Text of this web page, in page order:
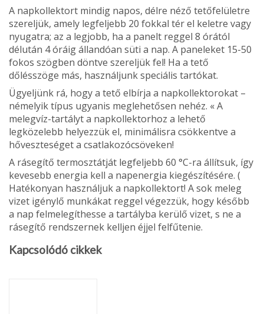
A napkollektort mindig napos, délre néző tetőfelületre
szereljük, amely legfeljebb 20 fokkal tér el keletre vagy
nyugatra; az a legjobb, ha a panelt reggel 8 órától
délután 4 óráig állandóan süti a nap. A paneleket 15-50
fokos szögben döntve szereljük fel! Ha a tető
dőlésszöge más, használjunk speciális tartókat.
Ügyeljünk rá, hogy a tető elbírja a napkollektorokat –
némelyik típus ugyanis meglehetősen nehéz. « A
melegvíz-tartályt a napkollektorhoz a lehető
legközelebb helyezzük el, minimálisra csökkentve a
hőveszteséget a csatlakozócsöveken!
A rásegítő termosztátját legfeljebb 60 °C-ra állítsuk, így
kevesebb energia kell a napenergia kiegészítésére. (
Hatékonyan használjuk a napkollektort! A sok meleg
vizet igénylő munkákat reggel végezzük, hogy később
a nap felmelegíthesse a tartályba kerülő vizet, s ne a
rásegítő rendszernek kelljen éjjel felfűtenie.
Kapcsolódó cikkek